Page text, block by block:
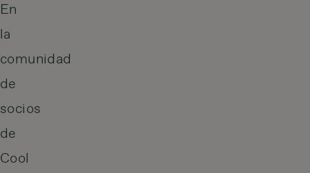
En
la
comunidad
de
socios
de
Cool